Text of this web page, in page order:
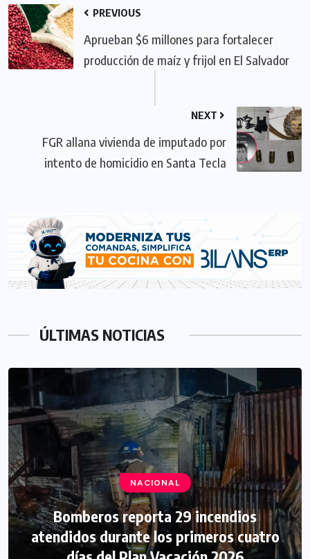
PREVIOUS
Aprueban $6 millones para fortalecer
producción de maíz y frijol en El Salvador
NEXT
FGR allana vivienda de imputado por
intento de homicidio en Santa Tecla
ÚLTIMAS NOTICIAS
NACIONAL
Bomberos reporta 29 incendios
atendidos durante los primeros cuatro